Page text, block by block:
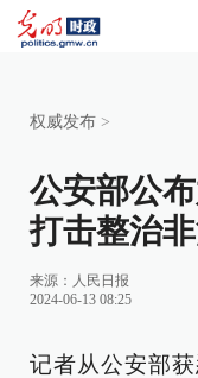
权威发布 >
公安部公
打击整治
来源： 人民日报
2024-06-13 08:25
记者从公安部